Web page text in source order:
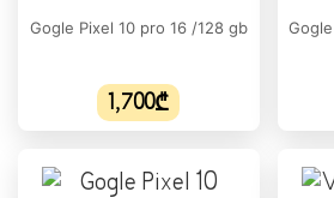
Gogle Pixel 10 pro 16 /128 gb
1,700₾